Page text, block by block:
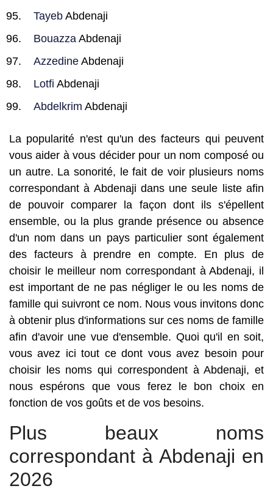
Tayeb Abdenaji
Bouazza Abdenaji
Azzedine Abdenaji
Lotfi Abdenaji
Abdelkrim Abdenaji
La popularité n'est qu'un des facteurs qui peuvent
vous aider à vous décider pour un nom composé ou
un autre. La sonorité, le fait de voir plusieurs noms
correspondant à Abdenaji dans une seule liste afin
de pouvoir comparer la façon dont ils s'épellent
ensemble, ou la plus grande présence ou absence
d'un nom dans un pays particulier sont également
des facteurs à prendre en compte. En plus de
choisir le meilleur nom correspondant à Abdenaji, il
est important de ne pas négliger le ou les noms de
famille qui suivront ce nom. Nous vous invitons donc
à obtenir plus d'informations sur ces noms de famille
afin d'avoir une vue d'ensemble. Quoi qu'il en soit,
vous avez ici tout ce dont vous avez besoin pour
choisir les noms qui correspondent à Abdenaji, et
nous espérons que vous ferez le bon choix en
fonction de vos goûts et de vos besoins.
Plus beaux noms
correspondant à Abdenaji en
2026